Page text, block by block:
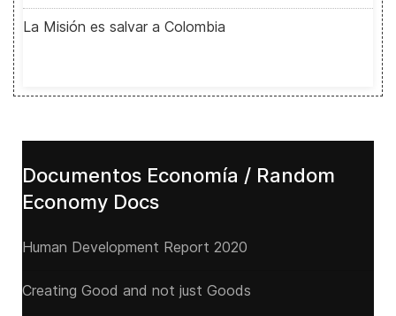
La Misión es salvar a Colombia
Documentos Economía / Random
Economy Docs
Human Development Report 2020
Creating Good and not just Goods